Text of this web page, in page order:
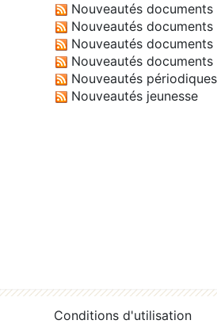
Nouveautés
Nouveautés documents
Nouveautés documents
Nouveautés
Nouveautés périodiques
Nouveautés jeunesse
Conditions d'utilisation